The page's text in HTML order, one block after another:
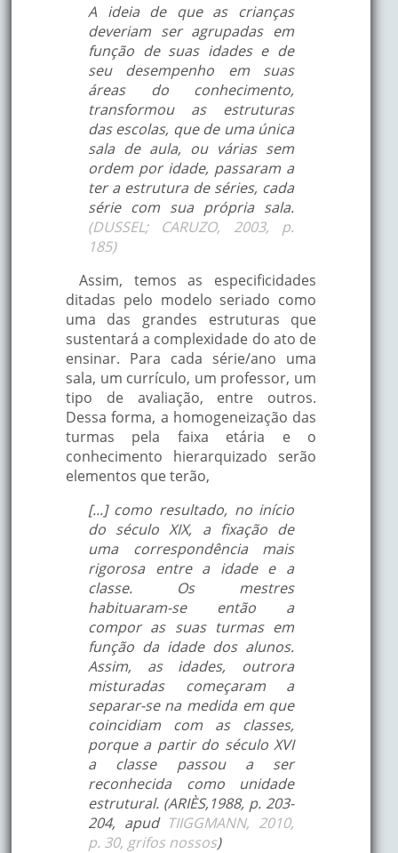
A ideia de que as crianças
deveriam ser agrupadas em
função de suas idades e de
seu desempenho em suas
áreas do conhecimento,
transformou as estruturas
das escolas, que de uma única
sala de aula, ou várias sem
ordem por idade, passaram a
ter a estrutura de séries, cada
série com sua própria sala.
(DUSSEL; CARUZO, 2003, p.
185)
Assim, temos as especificidades
ditadas pelo modelo seriado como
uma das grandes estruturas que
sustentará a complexidade do ato de
ensinar. Para cada série/ano uma
sala, um currículo, um professor, um
tipo de avaliação, entre outros.
Dessa forma, a homogeneização das
turmas pela faixa etária e o
conhecimento hierarquizado serão
elementos que terão,
[...] como resultado, no início
do século XIX, a fixação de
uma correspondência mais
rigorosa entre a idade e a
classe. Os mestres
habituaram-se então a
compor as suas turmas em
função da idade dos alunos.
Assim, as idades, outrora
misturadas começaram a
separar-se na medida em que
coincidiam com as classes,
porque a partir do século XVI
a classe passou a ser
reconhecida como unidade
estrutural. (ARIÈS,1988, p. 203-
204, apud TIIGGMANN, 2010,
p. 30, grifos nossos)